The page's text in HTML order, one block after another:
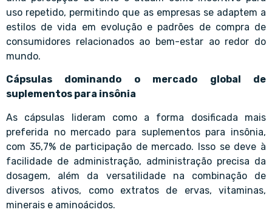
uso repetido, permitindo que as empresas se adaptem a
estilos de vida em evolução e padrões de compra de
consumidores relacionados ao bem-estar ao redor do
mundo.
Cápsulas dominando o mercado global de
suplementos para insônia
As cápsulas lideram como a forma dosificada mais
preferida no mercado para suplementos para insônia,
com 35,7% de participação de mercado. Isso se deve à
facilidade de administração, administração precisa da
dosagem, além da versatilidade na combinação de
diversos ativos, como extratos de ervas, vitaminas,
minerais e aminoácidos.